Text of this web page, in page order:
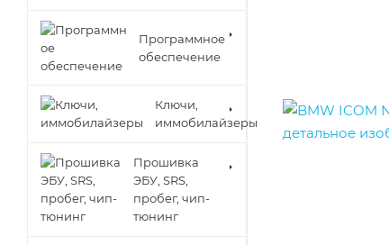
Программное
обеспечение
Ключи,
иммобилайзеры
Прошивка
ЭБУ, SRS,
пробег, чип-
тюнинг